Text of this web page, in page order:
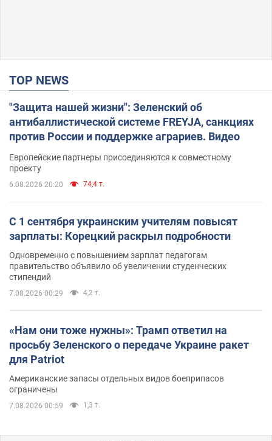
TOP NEWS
"Защита нашей жизни": Зеленский об
антибаллистической системе FREYJA, санкциях
против России и поддержке аграриев. Видео
Европейские партнеры присоединяются к совместному
проекту
6.08.2026 20:20 74,4 т.
С 1 сентября украинским учителям повысят
зарплаты: Корецкий раскрыл подробности
Одновременно с повышением зарплат педагогам
правительство объявило об увеличении студенческих
стипендий
7.08.2026 00:29 4,2 т.
«Нам они тоже нужны»: Трамп ответил на
просьбу Зеленского о передаче Украине ракет
для Patriot
Американские запасы отдельных видов боеприпасов
ограничены
7.08.2026 00:59 1,3 т.